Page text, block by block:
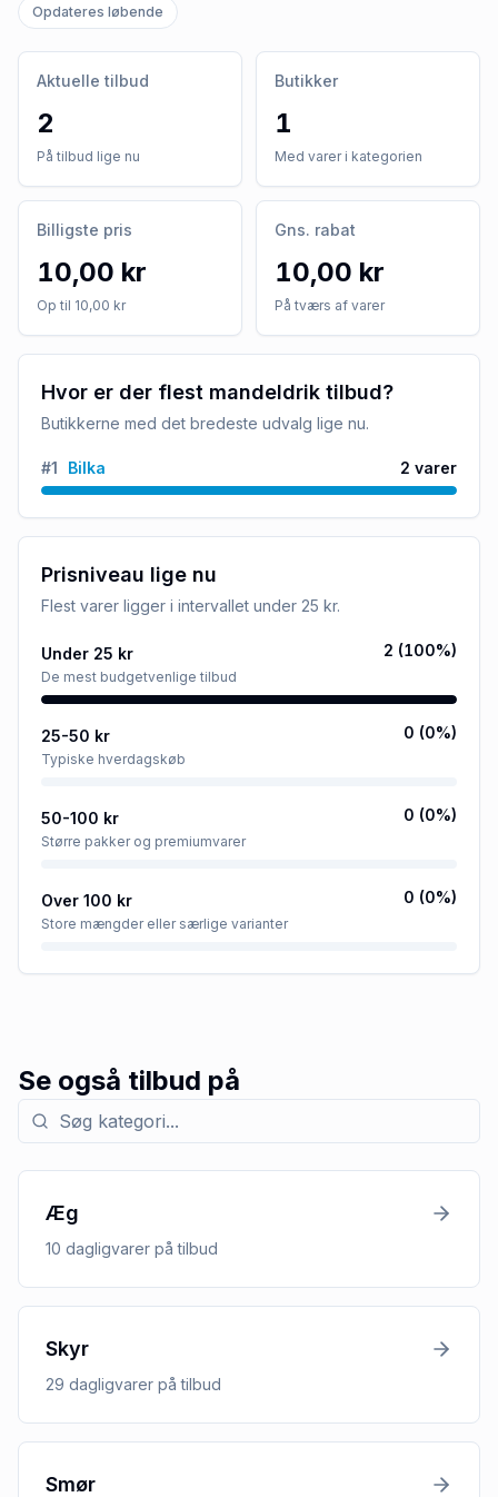
Opdateres løbende
Aktuelle tilbud
2
På tilbud lige nu
Butikker
1
Med varer i kategorien
Billigste pris
10,00 kr
Op til 10,00 kr
Gns. rabat
10,00 kr
På tværs af varer
Hvor er der flest mandeldrik tilbud?
Butikkerne med det bredeste udvalg lige nu.
#1 Bilka 2 varer
Prisniveau lige nu
Flest varer ligger i intervallet under 25 kr.
Under 25 kr
De mest budgetvenlige tilbud
2 (100%)
25-50 kr
Typiske hverdagskøb
0 (0%)
50-100 kr
Større pakker og premiumvarer
0 (0%)
Over 100 kr
Store mængder eller særlige varianter
0 (0%)
Se også tilbud på
Søg efter kategori med tilbud
Æg
10 dagligvarer på tilbud
Skyr
29 dagligvarer på tilbud
Smør